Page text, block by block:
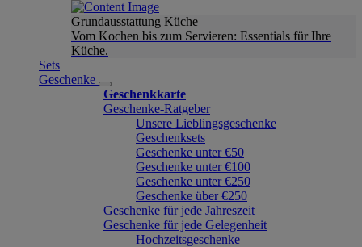
Grundausstattung Küche
Vom Kochen bis zum Servieren: Essentials für Ihre
Küche.
Sets
Geschenke
Geschenkkarte
Geschenke-Ratgeber
Unsere Lieblingsgeschenke
Geschenksets
Geschenke unter €50
Geschenke unter €100
Geschenke unter €250
Geschenke über €250
Geschenke für jede Jahreszeit
Geschenke für jede Gelegenheit
Hochzeitsgeschenke